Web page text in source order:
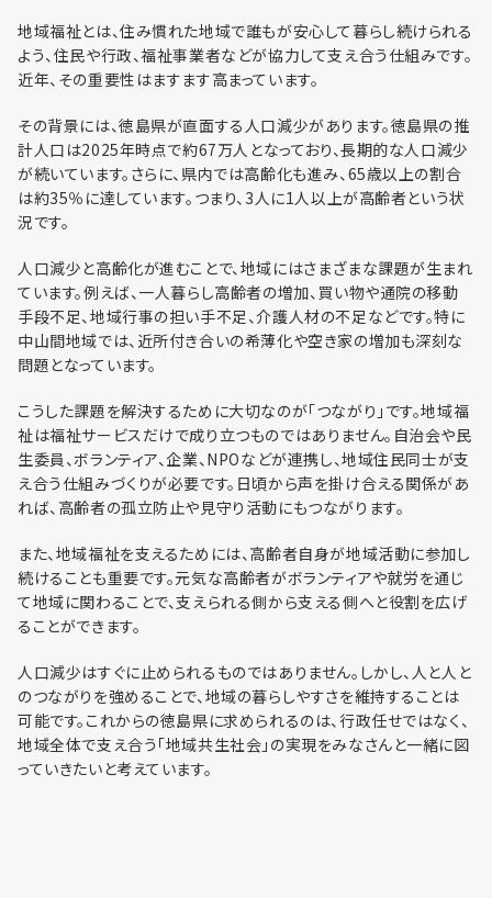
お問い合わせ
個人情報保護方針
利用までの流れ
地域福祉とは、住み慣れた地域で誰もが安心して暮らし続けられる
よう、住民や行政、福祉事業者などが協力して支え合う仕組みです。
近年、その重要性はますます高まっています。
その背景には、徳島県が直面する人口減少があります。徳島県の推
計人口は2025年時点で約67万人となっており、長期的な人口減少
が続いています。さらに、県内では高齢化も進み、65歳以上の割合
は約35％に達しています。つまり、3人に1人以上が高齢者という状
況です。
人口減少と高齢化が進むことで、地域にはさまざまな課題が生まれ
ています。例えば、一人暮らし高齢者の増加、買い物や通院の移動
手段不足、地域行事の担い手不足、介護人材の不足などです。特に
中山間地域では、近所付き合いの希薄化や空き家の増加も深刻な
問題となっています。
こうした課題を解決するために大切なのが「つながり」です。地域福
祉は福祉サービスだけで成り立つものではありません。自治会や民
生委員、ボランティア、企業、NPOなどが連携し、地域住民同士が支
え合う仕組みづくりが必要です。日頃から声を掛け合える関係があ
れば、高齢者の孤立防止や見守り活動にもつながります。
また、地域福祉を支えるためには、高齢者自身が地域活動に参加し
続けることも重要です。元気な高齢者がボランティアや就労を通じ
て地域に関わることで、支えられる側から支える側へと役割を広げ
ることができます。
人口減少はすぐに止められるものではありません。しかし、人と人と
のつながりを強めることで、地域の暮らしやすさを維持することは
可能です。これからの徳島県に求められるのは、行政任せではなく、
地域全体で支え合う「地域共生社会」の実現をみなさんと一緒に図
っていきたいと考えています。